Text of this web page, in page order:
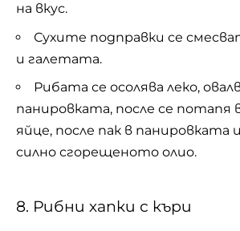
на вкус.
Сухите подправки се
и галетата.
Рибата се осолява леко,
панировката, после се потапя
яйце, после пак в панировката
силно сгорещеното олио.
8. Рибни хапки с къри